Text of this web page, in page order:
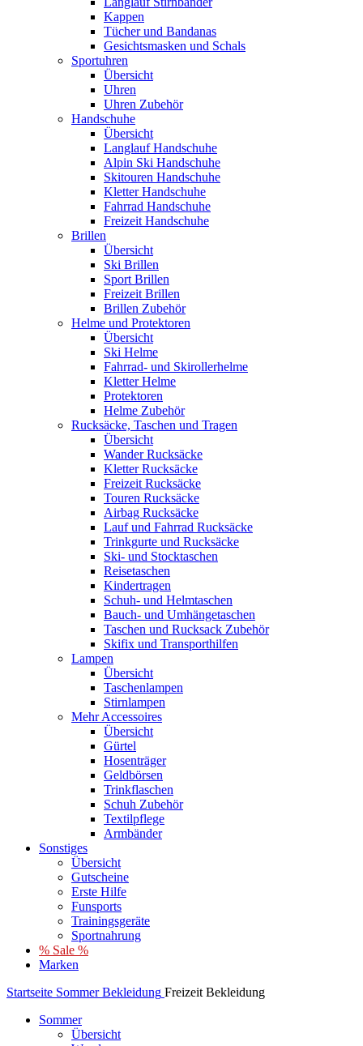
Kappen
Tücher und Bandanas
Gesichtsmasken und Schals
Sportuhren
Übersicht
Uhren
Uhren Zubehör
Handschuhe
Übersicht
Langlauf Handschuhe
Alpin Ski Handschuhe
Skitouren Handschuhe
Kletter Handschuhe
Fahrrad Handschuhe
Freizeit Handschuhe
Brillen
Übersicht
Ski Brillen
Sport Brillen
Freizeit Brillen
Brillen Zubehör
Helme und Protektoren
Übersicht
Ski Helme
Fahrrad- und Skirollerhelme
Kletter Helme
Protektoren
Helme Zubehör
Rucksäcke, Taschen und Tragen
Übersicht
Wander Rucksäcke
Kletter Rucksäcke
Freizeit Rucksäcke
Touren Rucksäcke
Airbag Rucksäcke
Lauf und Fahrrad Rucksäcke
Trinkgurte und Rucksäcke
Ski- und Stocktaschen
Reisetaschen
Kindertragen
Schuh- und Helmtaschen
Bauch- und Umhängetaschen
Taschen und Rucksack Zubehör
Skifix und Transporthilfen
Lampen
Übersicht
Taschenlampen
Stirnlampen
Mehr Accessoires
Übersicht
Gürtel
Hosenträger
Geldbörsen
Trinkflaschen
Schuh Zubehör
Textilpflege
Armbänder
Sonstiges
Übersicht
Gutscheine
Erste Hilfe
Funsports
Trainingsgeräte
Sportnahrung
% Sale %
Marken
Startseite Sommer Bekleidung Freizeit Bekleidung
Sommer
Übersicht